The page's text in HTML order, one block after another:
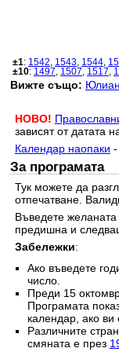
±1: 1542 1543 1544
±10: 1497 1507 1517
Вижте също:
НОВО!
зависят от датата
Календар наопаки -
За програмата
Тук можете да
отпечатване.
Въведете желаната
предишна и
Забележки:
Ако въведете
число.
Преди 15
Програмата
календар, ако ви
Различните
смяната е през